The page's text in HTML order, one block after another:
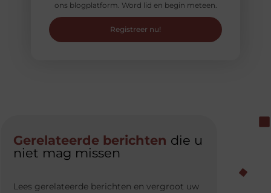
ons blogplatform. Word lid en begin meteen.
Registreer nu!
Gerelateerde berichten die u
niet mag missen
Lees gerelateerde berichten en vergroot uw